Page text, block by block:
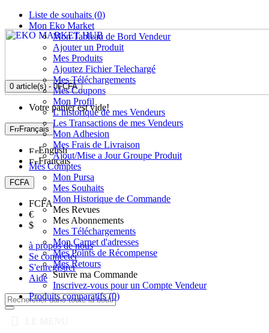
Liste de souhaits (0)
Mon Eko Market
Mon Tableau de Bord Vendeur
Ajouter un Produit
Mes Produits
Ajoutez Fichier Telechargé
Mes Téléchargements
Mes Coupons
Mon Profil
L’historique de mes Vendeurs
Les Transactions de mes Vendeurs
Mon Adhesion
Mes Frais de Livraison
Ajout/Mise a Jour Groupe Produit
Mes Comptes
Mon Pursa
Mes Souhaits
Mon Historique de Commande
Mes Revues
Mes Abonnements
Mes Téléchargements
Mon Carnet d'adresses
Mes Points de Récompense
Mes Retours
Suivre ma Commande
Inscrivez-vous pour un Compte Vendeur
Produits comparatifs (0)
0 article(s) - 0FCFA
Votre panier est vide!
Français
English
Français
FCFA
FCFA
€
$
à propos de nous
Se connecter
S'enregistrer
Aide